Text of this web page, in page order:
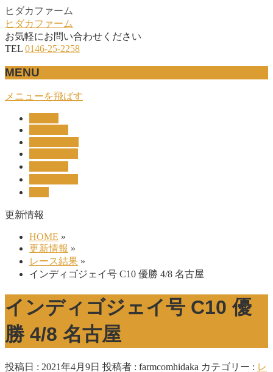
ヒダカファーム
ヒダカファーム
お気軽にお問い合わせください
TEL 0146-25-2258
MENU
メニューを飛ばす
更新情報
HOME »
更新情報 »
レース結果 »
インディゴジェイ号 C10 優勝 4/8 名古屋
インディゴジェイ号 C10 優
勝 4/8 名古屋
投稿日 : 2021年4月9日 投稿者 : farmcomhidaka カテゴリー : レ